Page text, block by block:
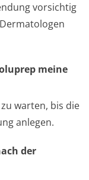
vorsichtig
meine
warten, bis die
anlegen.
der